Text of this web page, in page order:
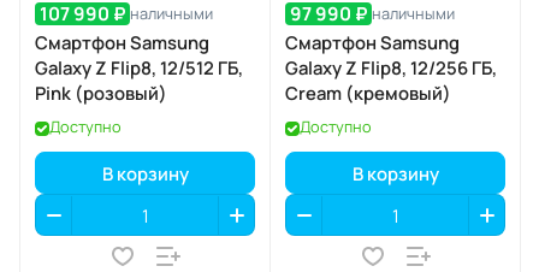
107 990 ₽ наличными
Смартфон Samsung
Galaxy Z Flip8, 12/512 ГБ,
Pink (розовый)
Доступно
В корзину
97 990 ₽ наличными
Смартфон Samsung
Galaxy Z Flip8, 12/256 ГБ,
Cream (кремовый)
Доступно
В корзину